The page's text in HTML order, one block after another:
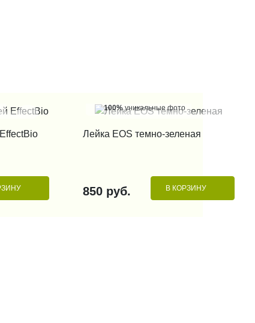
100%уникальные фото
Лейка EOS темно-зеленая
850 руб. В КОРЗИНУ